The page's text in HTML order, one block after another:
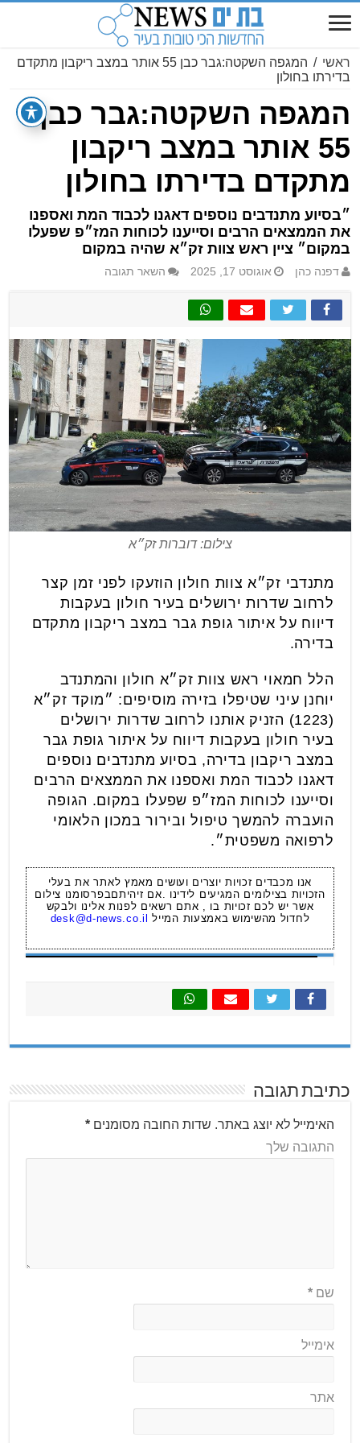
ראשי /
המגפה השקטה:גבר כבן 55 אותר במצב ריקבון מתקדם
בדירתו בחולון
המגפה השקטה:גבר כבן
55 אותר במצב ריקבון
מתקדם בדירתו בחולון
״בסיוע מתנדבים נוספים דאגנו לכבוד המת ואספנו
את הממצאים הרבים וסייענו לכוחות המז״פ שפעלו
במקום״ ציין ראש צוות זק״א שהיה במקום
דפנה כהן אוגוסט 17, 2025 השאר תגובה
צילום: דוברות זק״א
מתנדבי זק״א צוות חולון הוזעקו לפני זמן קצר
לרחוב שדרות ירושלים בעיר חולון בעקבות
דיווח על איתור גופת גבר במצב ריקבון מתקדם
בדירה.
הלל חמאוי ראש צוות זק״א חולון והמתנדב
יוחנן עיני שטיפלו בזירה מוסיפים: ״מוקד זק״א
(1223) הזניק אותנו לרחוב שדרות ירושלים
בעיר חולון בעקבות דיווח על איתור גופת גבר
במצב ריקבון בדירה, בסיוע מתנדבים נוספים
דאגנו לכבוד המת ואספנו את הממצאים הרבים
וסייענו לכוחות המז״פ שפעלו במקום. הגופה
הועברה להמשך טיפול ובירור במכון הלאומי
לרפואה משפטית״.
אנו מכבדים זכויות יוצרים ועושים מאמץ לאתר את בעלי
הזכויות בצילומים המגיעים לידינו .אם זיהיתםבפרסומנו צילום
אשר יש לכם זכויות בו , אתם רשאים לפנות אלינו ולבקש
לחדול מהשימוש באמצעות המייל
desk@d-news.co.il
כתיבת תגובה
האימייל לא יוצג באתר. שדות החובה מסומנים*
התגובה שלך
שם*
אימייל
אתר